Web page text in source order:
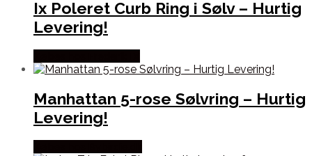
Ix Poleret Curb Ring i Sølv – Hurtig
Levering!
Manhattan 5-rose Sølvring – Hurtig
Levering!